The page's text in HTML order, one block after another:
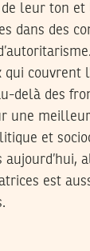
de leur ton
dans des
qui couvrent
delà des
une
et
est